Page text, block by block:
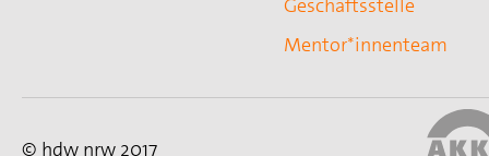
Geschäftsstelle
Mentor*innenteam
© hdw nrw 2017